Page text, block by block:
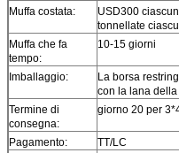
Muffa costata:
USD300
tonnellate
Muffa che fa
tempo:
10-15 giorni
Imballaggio:
La borsa
con la lana
Termine di
consegna:
giorno 20 per
Pagamento:
TT/LC